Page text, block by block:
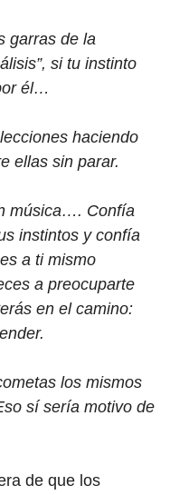
garras de la
si tu instinto
él…
haciendo
ellas sin parar.
música…. Confía
instintos y confía
a ti mismo
a preocuparte
en el camino:
los mismos
sí sería motivo de
de que los